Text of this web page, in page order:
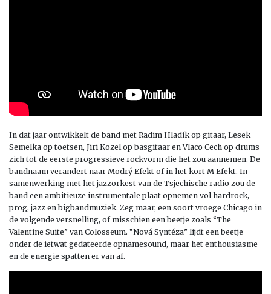
In dat jaar ontwikkelt de band met Radim Hladík op gitaar, Lesek
Semelka op toetsen, Jiri Kozel op basgitaar en Vlaco Cech op drums
zich tot de eerste progressieve rockvorm die het zou aannemen. De
bandnaam verandert naar Modrý Efekt of in het kort M Efekt. In
samenwerking met het jazzorkest van de Tsjechische radio zou de
band een ambitieuze instrumentale plaat opnemen vol hardrock,
prog, jazz en bigbandmuziek. Zeg maar, een soort vroege Chicago in
de volgende versnelling, of misschien een beetje zoals “The
Valentine Suite” van Colosseum. “Nová Syntéza” lijdt een beetje
onder de ietwat gedateerde opnamesound, maar het enthousiasme
en de energie spatten er van af.